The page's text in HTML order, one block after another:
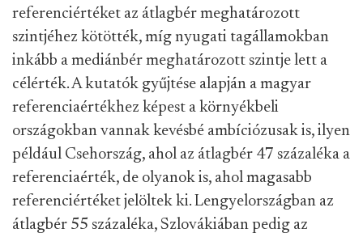
referenciértéket az átlagbér meghatározott
szintjéhez kötötték, míg nyugati tagállamokban
inkább a mediánbér meghatározott szintje lett a
célérték. A kutatók gyűjtése alapján a magyar
referenciaértékhez képest a környékbeli
országokban vannak kevésbé ambíciózusak is, ilyen
például Csehország, ahol az átlagbér 47 százaléka a
referenciaérték, de olyanok is, ahol magasabb
referenciértéket jelöltek ki. Lengyelországban az
átlagbér 55 százaléka, Szlovákiában pedig az